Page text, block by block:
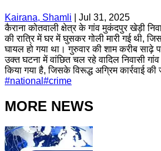
Kairana, Shamli
Jul 31, 2025
कैराना कोतवाली क्षेत्र के गांव मुकंदपुर खेड़ी
की रात्रि में घर में घुसकर गोली मारी गई थी,
घायल हो गया था। गुरुवार की शाम करीब साढ़े
उक्त घटना में वांछित चल रहे वादिल निवासी
किया गया है, जिसके विरूद्ध अग्रिम कार्रवाई की
#national #crime
MORE NEWS